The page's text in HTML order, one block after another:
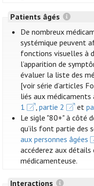
Patients âgés
De nombreux
systémique peuvent
fonctions visuelles à
l’apparition de
évaluer la liste des
[voir série d’articles
liés aux
1
,partie 2 et
Le sigle "80+" à côté
qu’ils font partie des
aux personnes âgées
accéderez aux
médicamenteuse.
Interactions